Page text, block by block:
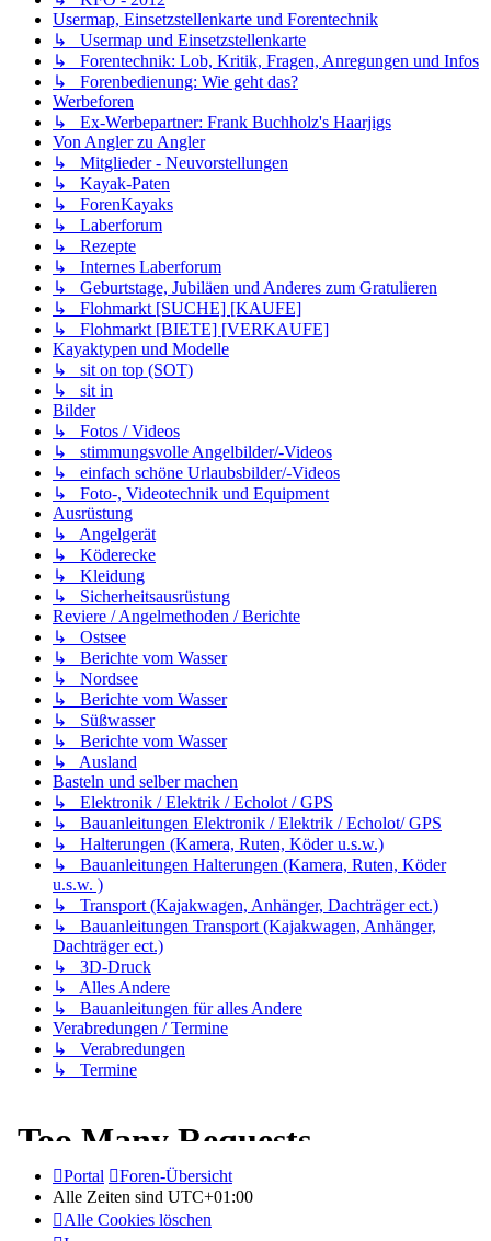
Usermap, Einsetzstellenkarte und Forentechnik
↳ Usermap und Einsetzstellenkarte
↳ Forentechnik: Lob, Kritik, Fragen, Anregungen und Infos
↳ Forenbedienung: Wie geht das?
Werbeforen
↳ Ex-Werbepartner: Frank Buchholz's Haarjigs
Von Angler zu Angler
↳ Mitglieder - Neuvorstellungen
↳ Kayak-Paten
↳ ForenKayaks
↳ Laberforum
↳ Rezepte
↳ Internes Laberforum
↳ Geburtstage, Jubiläen und Anderes zum Gratulieren
↳ Flohmarkt [SUCHE] [KAUFE]
↳ Flohmarkt [BIETE] [VERKAUFE]
Kayaktypen und Modelle
↳ sit on top (SOT)
↳ sit in
Bilder
↳ Fotos / Videos
↳ stimmungsvolle Angelbilder/-Videos
↳ einfach schöne Urlaubsbilder/-Videos
↳ Foto-, Videotechnik und Equipment
Ausrüstung
↳ Angelgerät
↳ Köderecke
↳ Kleidung
↳ Sicherheitsausrüstung
Reviere / Angelmethoden / Berichte
↳ Ostsee
↳ Berichte vom Wasser
↳ Nordsee
↳ Berichte vom Wasser
↳ Süßwasser
↳ Berichte vom Wasser
↳ Ausland
Basteln und selber machen
↳ Elektronik / Elektrik / Echolot / GPS
↳ Bauanleitungen Elektronik / Elektrik / Echolot/ GPS
↳ Halterungen (Kamera, Ruten, Köder u.s.w.)
↳ Bauanleitungen Halterungen (Kamera, Ruten, Köder
u.s.w. )
↳ Transport (Kajakwagen, Anhänger, Dachträger ect.)
↳ Bauanleitungen Transport (Kajakwagen, Anhänger,
Dachträger ect.)
↳ 3D-Druck
↳ Alles Andere
↳ Bauanleitungen für alles Andere
Verabredungen / Termine
↳ Verabredungen
↳ Termine
Portal
Foren-Übersicht
Alle Zeiten sind UTC+01:00
Alle Cookies löschen